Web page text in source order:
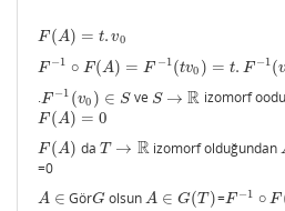
F ( A) = t. v0
F(A)=t. v0
F −1 ∘ F(A) = F −1(tv0 ) = t. F −1(v
F−1∘ F( A)=F−1 (tv 0)=t.F−1(v0 =0
.F −1 (v0 ) ∈ S
F−1(v0)∈S ve S → R
S→R izomorf
F ( A) = 0
F(A)=0
F (A)
F(A) da T → R
T→R izomorf olduğundan
=0
A ∈
A∈ GörG
G olsunA ∈ G(T)
A∈G (T) =F −1 ∘ F
F−1∘ F(T)